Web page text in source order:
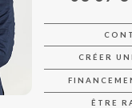
CRÉER
ÊTRE